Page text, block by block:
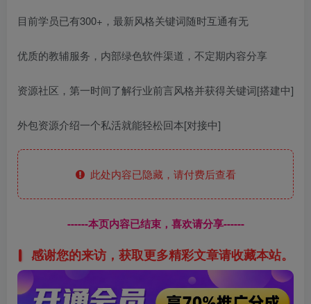
目前学员已有300+，最新风格关键词随时互通有无
优质的教辅服务，内部绿色软件渠道，不定期内容分享
资源社区，第一时间了解行业前言风格并获得关键词[搭建中]
外包资源介绍一个私活就能轻松回本[对接中]
此处内容已隐藏，请付费后查看
------本页内容已结束，喜欢请分享------
感谢您的来访，获取更多精彩文章请收藏本站。